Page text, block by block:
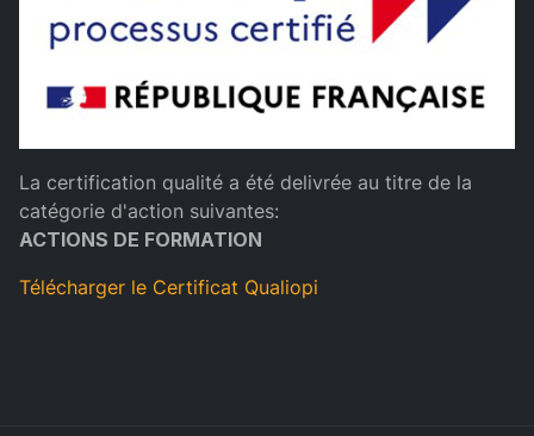
La certification qualité a été delivrée au titre de la
catégorie d'action suivantes:
ACTIONS DE FORMATION
Télécharger le Certificat Qualiopi